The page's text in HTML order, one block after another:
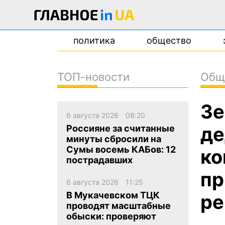
политика общество
ТОП-новости
6 августа 2026 08:20
Россияне за считанные
минуты сбросили на
Сумы восемь КАБов: 12
пострадавших
6 августа 2026 11:25
В Мукачевском ТЦК
проводят масштабные
обыски: проверяют